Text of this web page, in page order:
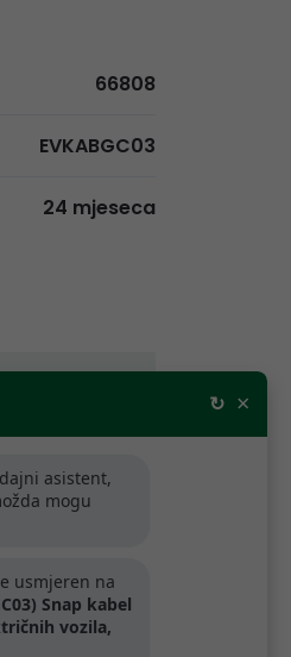
66808
EVKABGC03
24 mjeseca
tvrtke
bave
↻ ×
asistent,
mogu
usmjeren na
Snap kabel
vozila,